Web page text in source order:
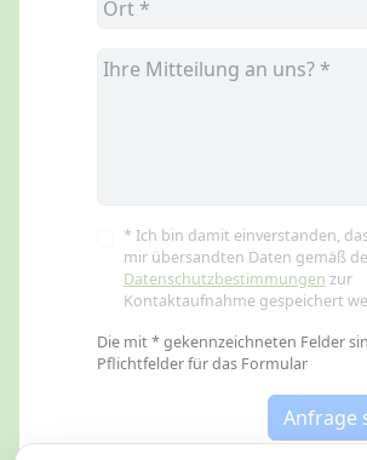
* Ich bin damit einverstanden,
mir übersandten Daten gemäß
Datenschutzbestimmungen zur
Kontaktaufnahme gespeichert
Die mit * gekennzeichneten Felder
Pflichtfelder für das Formular
Anfrage